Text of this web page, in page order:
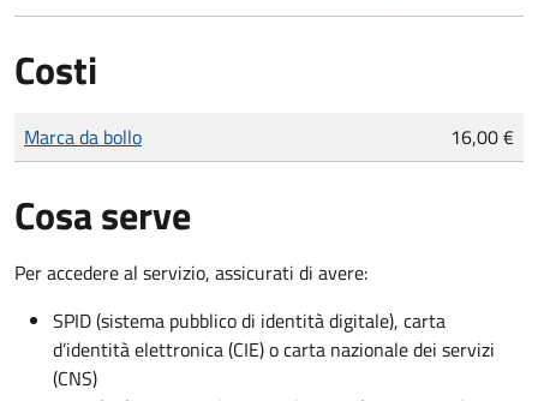
Costi
Tipo di pagamento
Importo
Marca da bollo 16,00 €
Cosa serve
Per accedere al servizio, assicurati di avere:
SPID (sistema pubblico di identità digitale), carta
d’identità elettronica (CIE) o carta nazionale dei servizi
(CNS)